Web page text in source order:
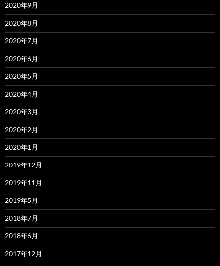
2020年9月
2020年8月
2020年7月
2020年6月
2020年5月
2020年4月
2020年3月
2020年2月
2020年1月
2019年12月
2019年11月
2019年5月
2018年7月
2018年6月
2017年12月